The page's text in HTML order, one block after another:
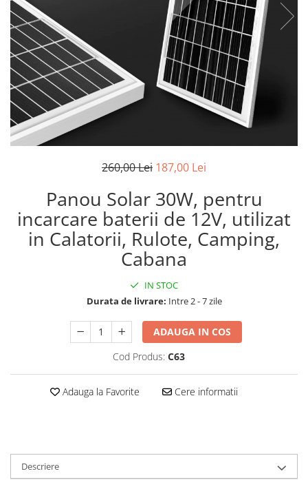
Reparatii si Renovare
260,00 Lei 187,00 Lei
Panou Solar 30W, pentru
incarcare baterii de 12V, utilizat
in Calatorii, Rulote, Camping,
Cabana
IN STOC
Durata de livrare: Intre 2 - 7 zile
ADAUGA IN COS
Cod Produs: C63
Adauga la Favorite Cere informatii
Descriere